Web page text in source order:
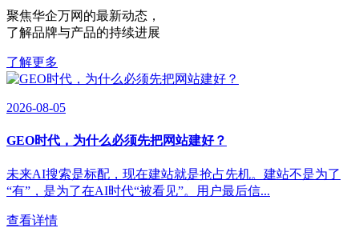
聚焦华企万网的最新动态 ，
了解品牌与产品的持续进展
了解更多
2026-08-05
GEO时代，为什么必须先把网站建好？
未来AI搜索是标配，现在建站就是抢占先机。建站不是为了
“有”，是为了在AI时代“被看见”。用户最后信...
查看详情